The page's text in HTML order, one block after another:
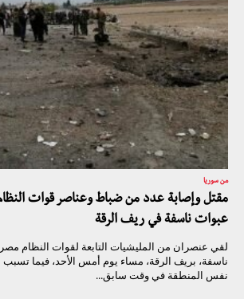
من سوريا
مقتل وإصابة عدد من ضباط وعناصر قوات
عبوات ناسفة في ريف الرقة
لقي عنصران من المليشيات التابعة لقوات النظام
ناسفة، بريف الرقة، مساء يوم أمس الأحد، فيما
نفس المنطقة في وقت سابق...